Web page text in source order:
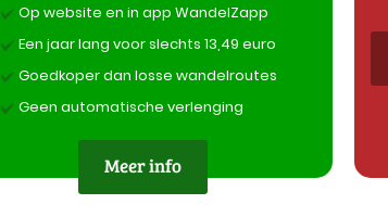
Op website en in app WandelZapp
Een jaar lang voor slechts 13,49 euro
Goedkoper dan losse wandelroutes
Geen automatische verlenging
Meer info